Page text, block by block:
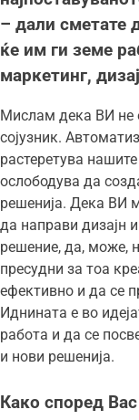
– дали сметате
ќе им ги земе
маркетинг,
Мислам дека ВИ не
сојузник.
растеретува
ослободува да
решенија. Дека ВИ
да направи дизајн
решение, да, може,
пресудни за тоа
ефективно и да се
Иднината е во
работа и да се
и нови решенија.
Како според